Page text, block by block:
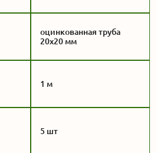
оцинкованная труба
20x20 мм
1 м
5 шт